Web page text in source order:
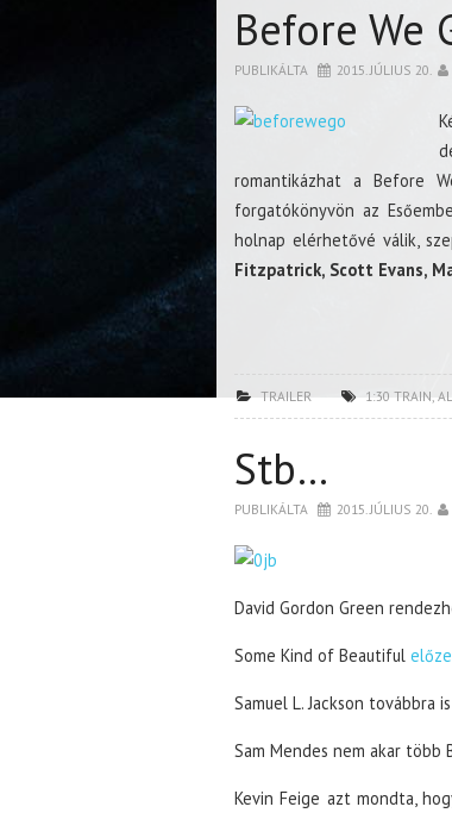
Before We
PUBLIKÁLTA 2015. JÚLIUS 20.
romantikázhat a Before
forgatókönyvön az
holnap elérhetővé válik,
Fitzpatrick, Scott Evans,
TRAILER 1:30 TRAIN,
Stb…
PUBLIKÁLTA 2015. JÚLIUS 20.
David Gordon Green
Some Kind of Beautiful
Samuel L. Jackson
Sam Mendes nem akar több
Kevin Feige azt mondta,